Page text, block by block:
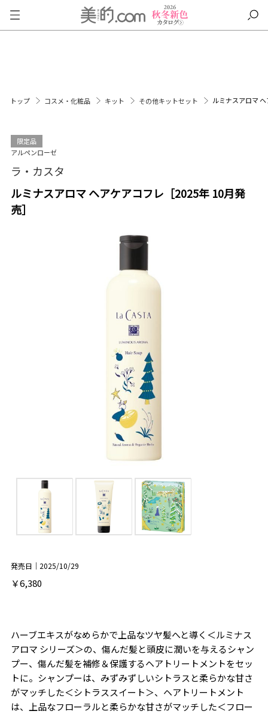
トップ コスメ・化粧品 キット その他キットセット ルミナスアロマ
限定品
アルペンローゼ
ラ・カスタ
ルミナスアロマ ヘアケアコフレ［2025年 10月発
売］
発売日｜2025/10/29
￥6,380
ハーブエキスがなめらかで上品なツヤ髪へと導く＜ルミナス
アロマ シリーズ＞の、傷んだ髪と頭皮に潤いを与えるシャン
プー、傷んだ髪を補修＆保護するヘアトリートメントをセッ
トに。シャンプーは、みずみずしいシトラスと柔らかな甘さ
がマッチした＜シトラススイート＞、ヘアトリートメント
は、上品なフローラルと柔らかな甘さがマッチした＜フロー